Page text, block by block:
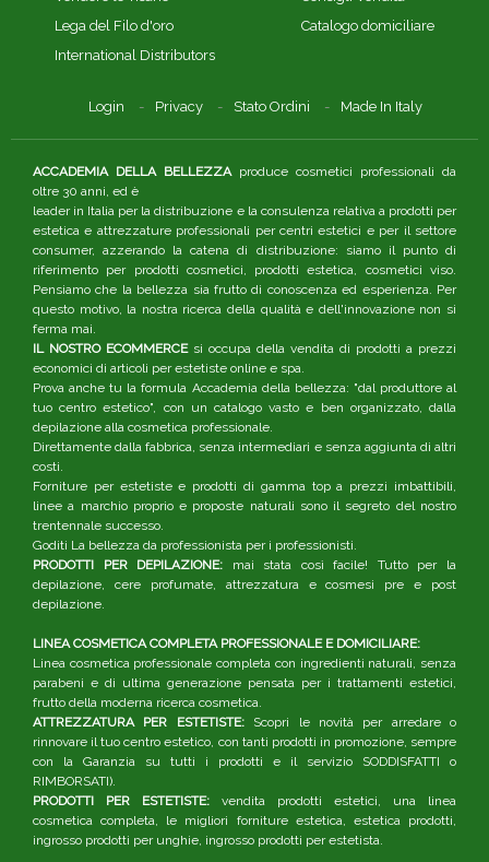
Lega del Filo d'oro
International Distributors
Catalogo domiciliare
Login Privacy Stato Ordini Made In Italy
ACCADEMIA DELLA BELLEZZAproduce cosmetici professionali da
oltre 30 anni, ed è
leader in Italia per la distribuzione e la consulenza relativa a prodotti per
estetica e attrezzature professionali per centri estetici e per il settore
consumer, azzerando la catena di distribuzione: siamo il punto di
riferimento per prodotti cosmetici, prodotti estetica, cosmetici viso.
Pensiamo che la bellezza sia frutto di conoscenza ed esperienza. Per
questo motivo, la nostra ricerca della qualità e dell'innovazione non si
ferma mai.
IL NOSTRO ECOMMERCEsi occupa della vendita di prodotti a prezzi
economici di articoli per estetiste online e spa.
Prova anche tu la formula Accademia della bellezza: "dal produttore al
tuo centro estetico", con un catalogo vasto e ben organizzato, dalla
depilazione alla cosmetica professionale.
Direttamente dalla fabbrica, senza intermediari e senza aggiunta di altri
costi.
Forniture per estetiste e prodotti di gamma top a prezzi imbattibili,
linee a marchio proprio e proposte naturali sono il segreto del nostro
trentennale successo.
Goditi La bellezza da professionista per i professionisti.
PRODOTTI PER DEPILAZIONE: mai stata così facile! Tutto per la
depilazione, cere profumate, attrezzatura e cosmesi pre e post
depilazione.
LINEA COSMETICA COMPLETA PROFESSIONALE E DOMICILIARE:
Linea cosmetica professionale completa con ingredienti naturali, senza
parabeni e di ultima generazione pensata per i trattamenti estetici,
frutto della moderna ricerca cosmetica.
ATTREZZATURA PER ESTETISTE:Scopri le novità per arredare o
rinnovare il tuo centro estetico, con tanti prodotti in promozione, sempre
con la Garanzia su tutti i prodotti e il servizio SODDISFATTI o
RIMBORSATI).
PRODOTTI PER ESTETISTE: vendita prodotti estetici, una linea
cosmetica completa, le migliori forniture estetica, estetica prodotti,
ingrosso prodotti per unghie, ingrosso prodotti per estetista.